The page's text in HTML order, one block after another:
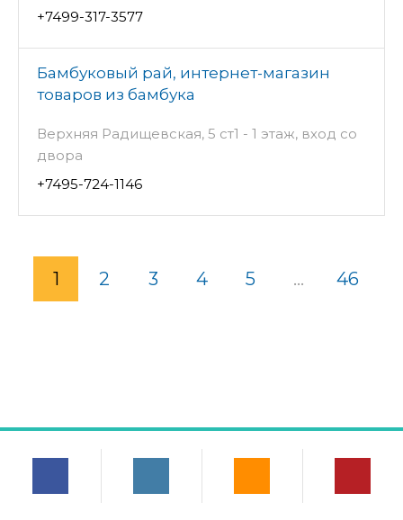
+7499-317-3577
Бамбуковый рай, интернет-магазин
товаров из бамбука
Верхняя Радищевская, 5 ст1 - 1 этаж, вход со
двора
+7495-724-1146
1 2 3 4 5 ... 46